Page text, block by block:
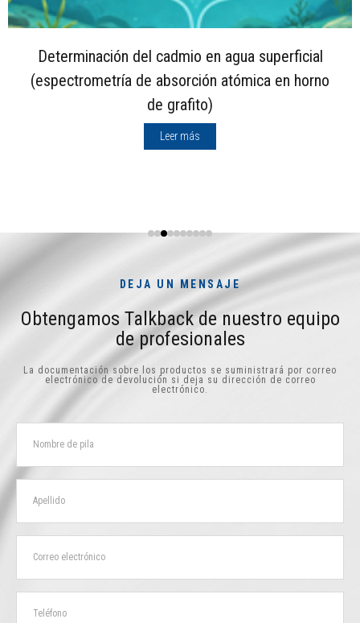
Determinación del cadmio en agua superficial
(espectrometría de absorción atómica en horno
de grafito)
Leer más
DEJA UN MENSAJE
Obtengamos Talkback de nuestro equipo
de profesionales
La documentación sobre los productos se suministrará por correo
electrónico de devolución si deja su dirección de correo
electrónico.